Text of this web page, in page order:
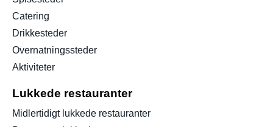
Catering
Drikkesteder
Overnatningssteder
Aktiviteter
Lukkede restauranter
Midlertidigt lukkede restauranter